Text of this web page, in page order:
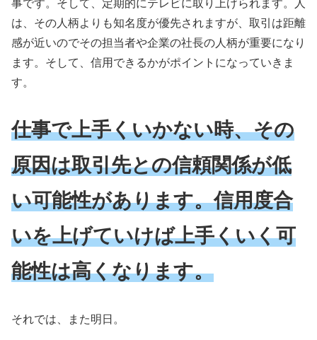
事です。そして、定期的にテレビに取り上げられます。人
は、その人柄よりも知名度が優先されますが、取引は距離
感が近いのでその担当者や企業の社長の人柄が重要になり
ます。そして、信用できるかがポイントになっていきま
す。
仕事で上手くいかない時、その
原因は取引先との信頼関係が低
い可能性があります。信用度合
いを上げていけば上手くいく可
能性は高くなります。
それでは、また明日。